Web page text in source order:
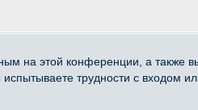
на этой конференции, а также
трудности с входом